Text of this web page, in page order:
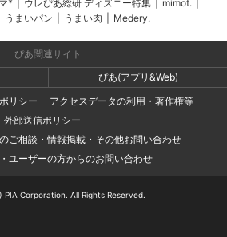
* ウレぴあ総研 ディズニー特集 mimot.
うまいパン うまい肉 Medery.
ぴあ関連サイト
ぴあ(アプリ&Web)
リシー
アクセスデータの利用・著作権等
外部送信ポリシー
ご相談・情報掲載・その他お問い合わせ
ユーザーの方からのお問い合わせ
PIA Corporation. All Rights Reserved.